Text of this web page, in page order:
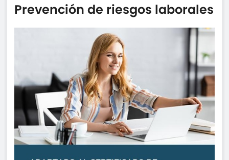
Prevención de riesgos laborales